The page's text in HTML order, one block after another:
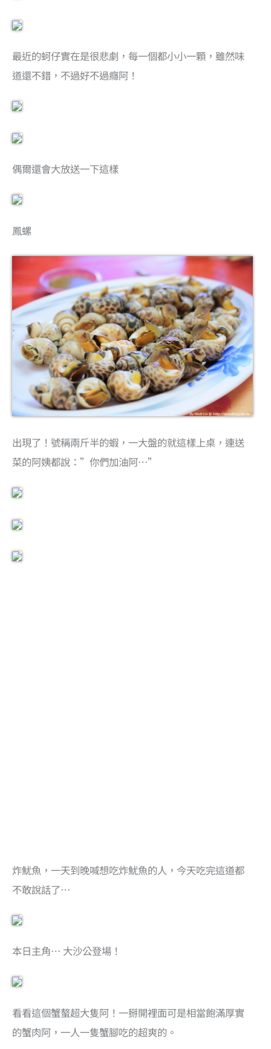
最近的蚵仔實在是很悲劇，每一個都小小一顆，雖然味
道還不錯，不過好不過癮阿！
偶爾還會大放送一下這樣
鳳螺
出現了！號稱兩斤半的蝦，一大盤的就這樣上桌，連送
菜的阿姨都說：”你們加油阿…”
炸魷魚，一天到晚喊想吃炸魷魚的人，今天吃完這道都
不敢說話了…
本日主角… 大沙公登場！
看看這個蟹螯超大隻阿！一掰開裡面可是相當飽滿厚實
的蟹肉阿，一人一隻蟹腳吃的超爽的。